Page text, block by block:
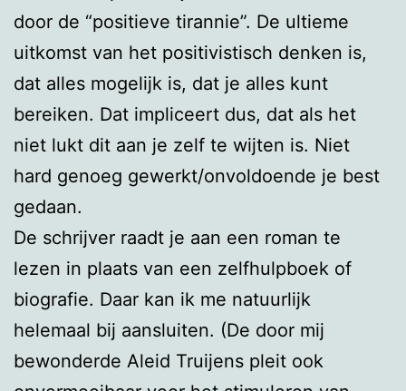
door de “positieve tirannie”. De ultieme
uitkomst van het positivistisch denken is,
dat alles mogelijk is, dat je alles kunt
bereiken. Dat impliceert dus, dat als het
niet lukt dit aan je zelf te wijten is. Niet
hard genoeg gewerkt/onvoldoende je best
gedaan.
De schrijver raadt je aan een roman te
lezen in plaats van een zelfhulpboek of
biografie. Daar kan ik me natuurlijk
helemaal bij aansluiten. (De door mij
bewonderde Aleid Truijens pleit ook